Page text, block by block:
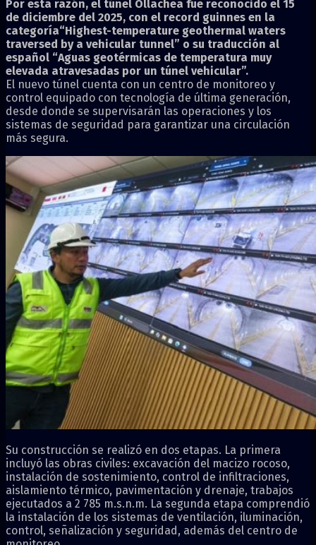
Por esta razón, el túnel Ollachea fue reconocido el 15
de diciembre del 2025, con el record guinnes en la
categoría“Highest-temperature geothermal waters
traversed by a vehicular tunnel” o su traducción al
español “Aguas geotérmicas de temperatura muy
elevada atravesadas por un túnel vehicular”.
El nuevo túnel cuenta con un centro de monitoreo y
control equipado con tecnología de última generación,
desde donde se supervisarán las operaciones y los
sistemas de seguridad para garantizar una circulación
más segura.
Su construcción se realizó en dos etapas. La primera
incluyó las obras civiles: excavación del macizo rocoso,
instalación de sostenimiento, control de infiltraciones,
aislamiento térmico, pavimentación y drenaje, trabajos
ejecutados a 2 785 m.s.n.m. La segunda etapa comprendió
la instalación de los sistemas de ventilación, iluminación,
control, señalización y seguridad, además del centro de